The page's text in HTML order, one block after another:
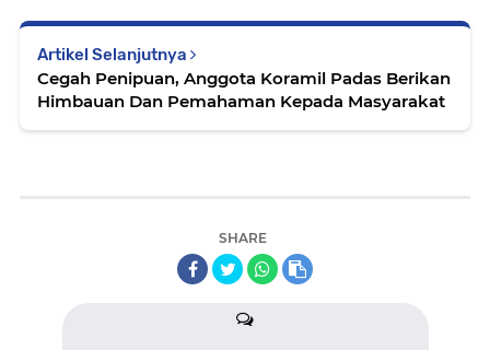
Artikel Selanjutnya
Cegah Penipuan, Anggota Koramil Padas Berikan
Himbauan Dan Pemahaman Kepada Masyarakat
SHARE